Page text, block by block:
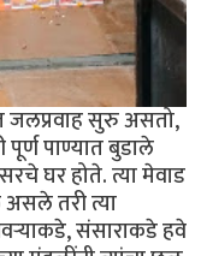
सुरु असतो,
पाण्यात बुडाले
घर होते. त्या मेवाड
असले तरी त्या
संसाराकडे हवे